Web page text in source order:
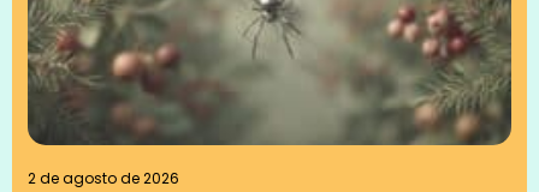
2 de agosto de 2026